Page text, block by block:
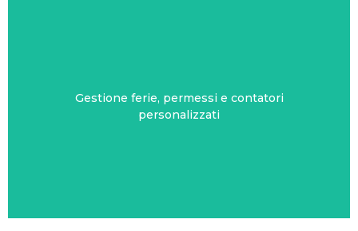
Gestione ferie, permessi e contatori
personalizzati
ND24 FERIE E CONTATORI